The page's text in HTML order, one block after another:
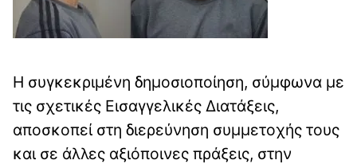
Η συγκεκριμένη δημοσιοποίηση, σύμφωνα με
τις σχετικές Εισαγγελικές Διατάξεις,
αποσκοπεί στη διερεύνηση συμμετοχής τους
και σε άλλες αξιόποινες πράξεις, στην